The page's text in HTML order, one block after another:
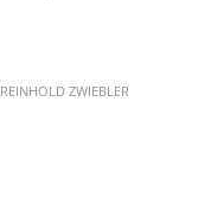
REINHOLD ZWIEBLER